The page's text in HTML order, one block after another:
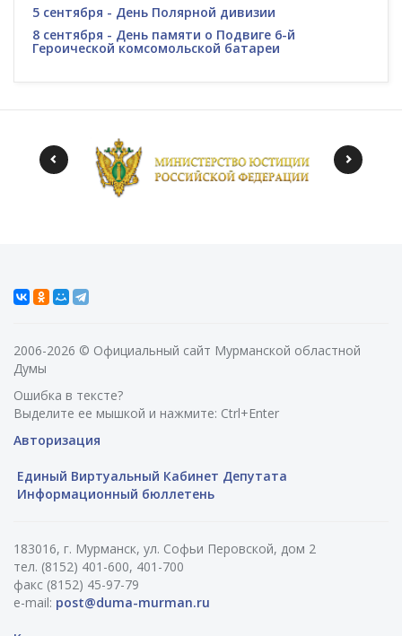
5 сентября - День Полярной дивизии
8 сентября - День памяти о Подвиге 6-й
Героической комсомольской батареи
2006-2026 © Официальный сайт Мурманской областной
Думы
Ошибка в тексте?
Выделите ее мышкой и нажмите: Ctrl+Enter
Авторизация
Единый Виртуальный Кабинет Депутата
Информационный бюллетень
183016, г. Мурманск, ул. Софьи Перовской, дом 2
тел. (8152) 401-600, 401-700
факс (8152) 45-97-79
e-mail: post@duma-murman.ru